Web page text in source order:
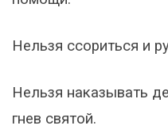
Нельзя ссориться и
Нельзя наказывать
гнев святой.